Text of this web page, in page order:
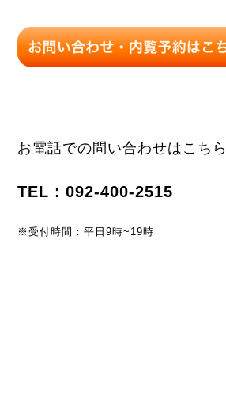
お電話での問い合わせはこちら
TEL：092-400-2515
※受付時間：平日9時~19時